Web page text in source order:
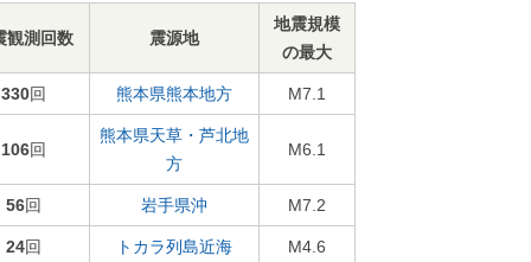
観測回数 震源地
地震規模
の最大
330回 熊本県熊本地方 M7.1
106回
熊本県天草・芦北地
方
M6.1
56回 岩手県沖 M7.2
24回 トカラ列島近海 M4.6